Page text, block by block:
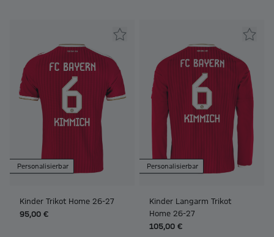
Personalisierbar
Kinder Trikot Home 26-27
95,00 €
Personalisierbar
Kinder Langarm Trikot
Home 26-27
105,00 €